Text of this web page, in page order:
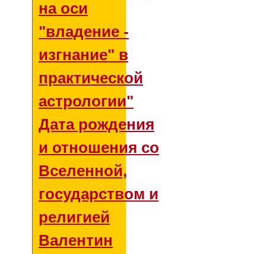
на оси
"владение -
изгнание" в
практической
астрологии"
Дата рождения
и отношения со
Вселенной,
государством и
религией
Валентин